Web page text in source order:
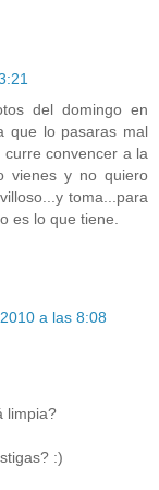
del domingo en
que lo pasaras mal
convencer a la
vienes y no quiero
toma...para
es lo que tiene.
a las 8:08
limpia?
:)